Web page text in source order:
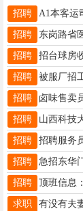
招聘
招聘
招聘 招台球房
招聘
招聘
招聘
招聘
招聘
招聘
求职